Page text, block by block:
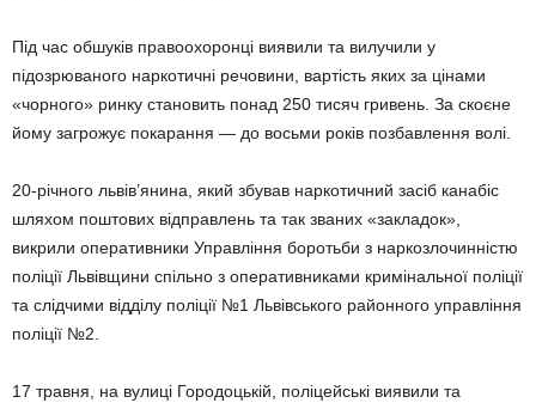
Під час обшуків правоохоронці виявили та вилучили у
підозрюваного наркотичні речовини, вартість яких за цінами
«чорного» ринку становить понад 250 тисяч гривень. За скоєне
йому загрожує покарання — до восьми років позбавлення волі.
20-річного львів’янина, який збував наркотичний засіб канабіс
шляхом поштових відправлень та так званих «закладок»,
викрили оперативники Управління боротьби з наркозлочинністю
поліції Львівщини спільно з оперативниками кримінальної поліції
та слідчими відділу поліції №1 Львівського районного управління
поліції №2.
17 травня, на вулиці Городоцькій, поліцейські виявили та